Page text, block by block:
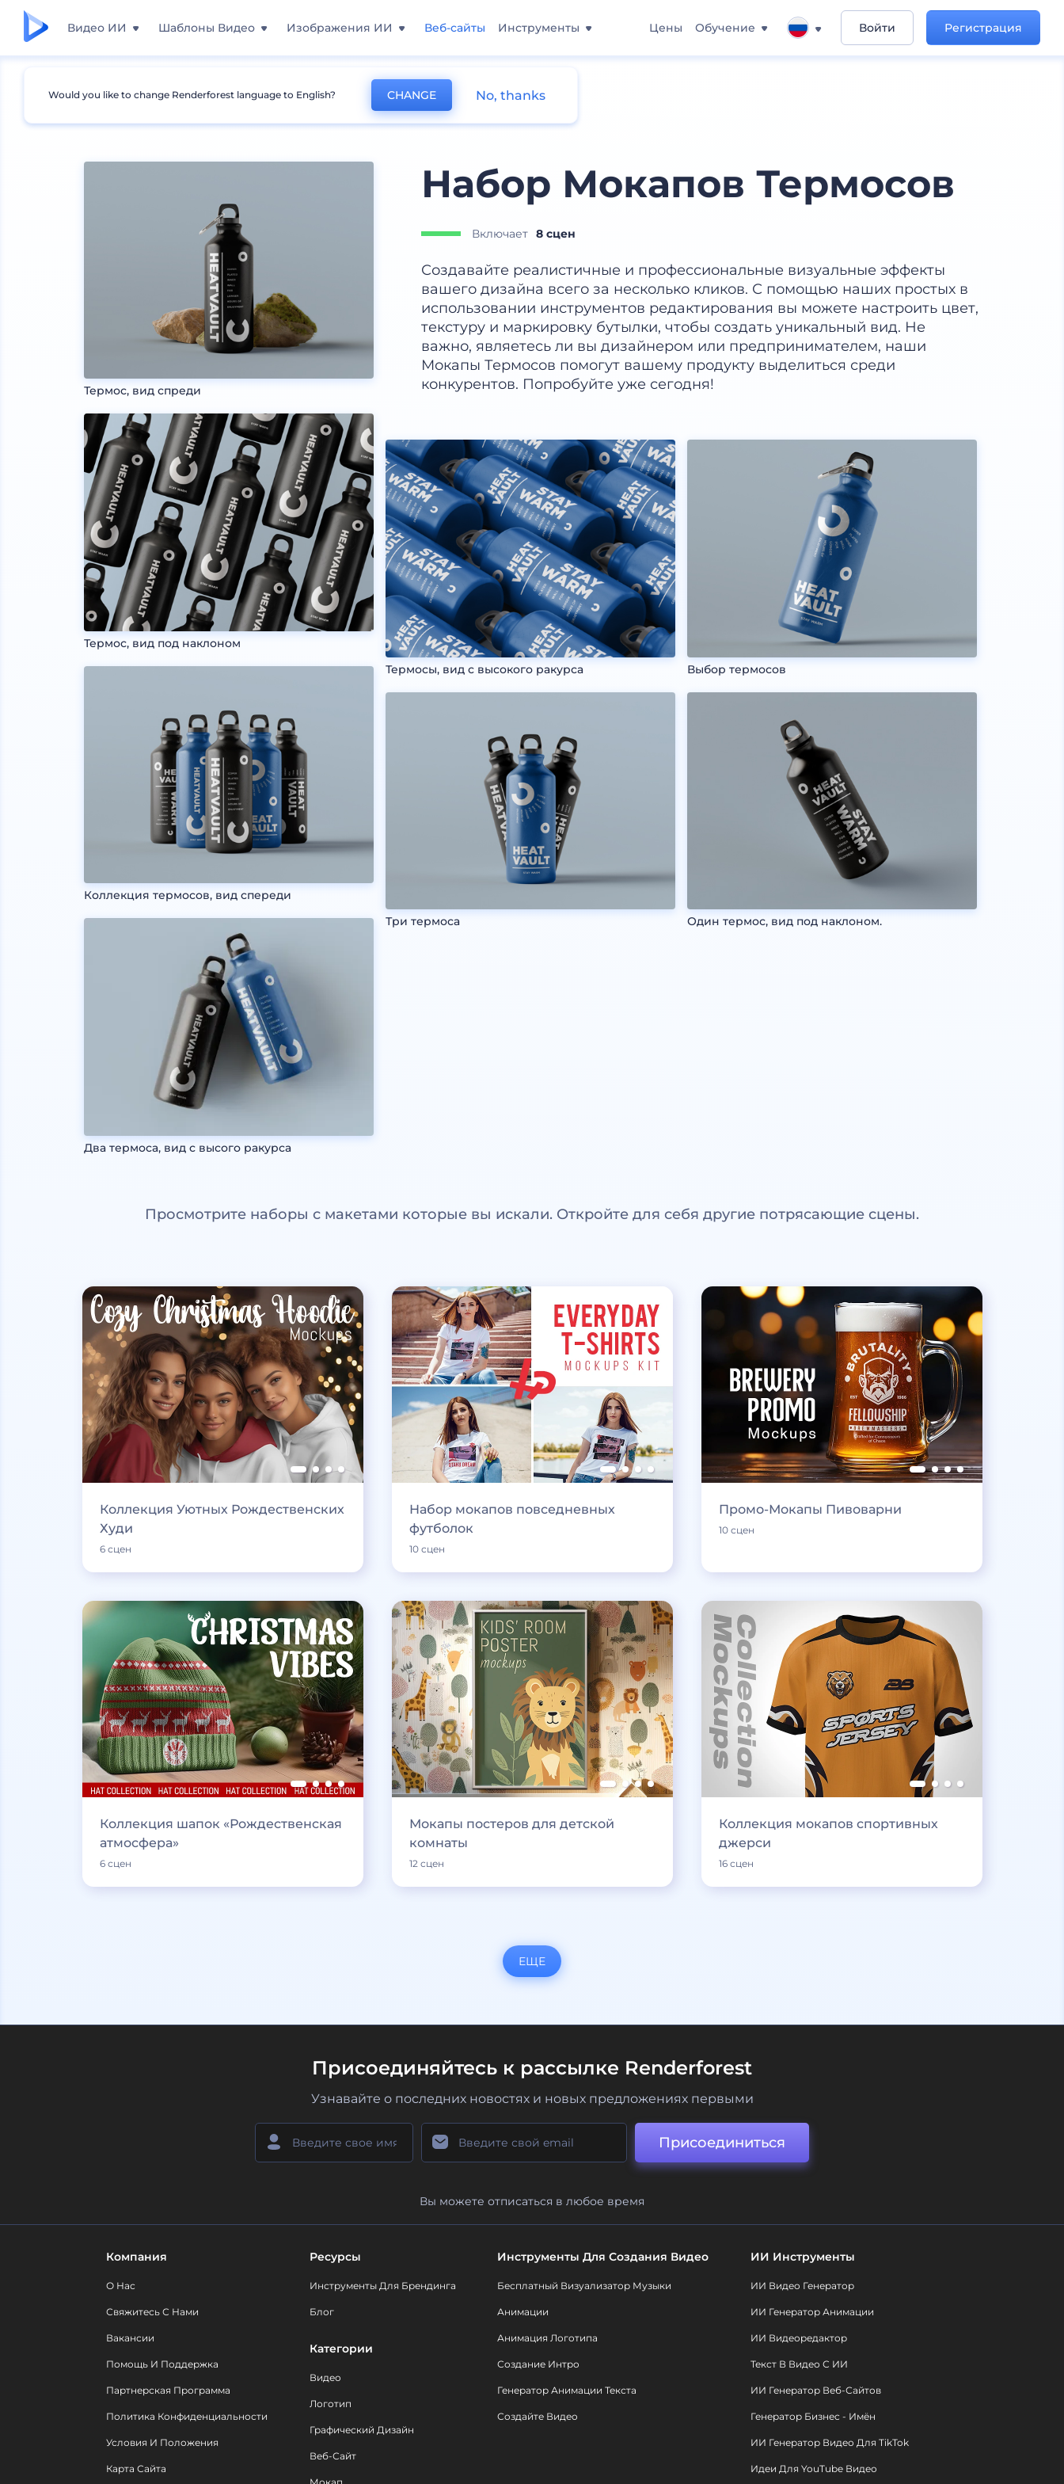
Видео ИИ Шаблоны Видео Изображения ИИ Веб-сайты Инструменты Цены Обучение Войти Регистрация
Мокапы Упаковка Мокапы бутылок
Термос, вид спреди
Термос, вид под наклоном
Коллекция термосов, вид спереди
Два термоса, вид с высого ракурса
Набор Мокапов Термосов
Включает 8 сцен
Создавайте реалистичные и профессиональные визуальные эффекты
вашего дизайна всего за несколько кликов. С помощью наших простых в
использовании инструментов редактирования вы можете настроить цвет,
текстуру и маркировку бутылки, чтобы создать уникальный вид. Не
важно, являетесь ли вы дизайнером или предпринимателем, наши
Мокапы Термосов помогут вашему продукту выделиться среди
конкурентов. Попробуйте уже сегодня!
Термосы, вид с высокого ракурса
Три термоса
Выбор термосов
Один термос, вид под наклоном.
Просмотрите наборы с макетами которые вы искали. Откройте для себя другие потрясающие сцены.
Коллекция Уютных Рождественских
Худи
6 сцен
Набор мокапов повседневных
футболок
10 сцен
Промо-Мокапы Пивоварни
10 сцен
Коллекция шапок «Рождественская
атмосфера»
6 сцен
Мокапы постеров для детской
комнаты
12 сцен
Коллекция мокапов спортивных
джерси
16 сцен
ЕЩЕ
Присоединяйтесь к рассылке Renderforest
Узнавайте о последних новостях и новых предложениях первыми
Присоединиться
Вы можете отписаться в любое время
Компания
О Нас
Свяжитесь С Нами
Вакансии
Помощь И Поддержка
Партнерская Программа
Политика Конфиденциальности
Условия И Положения
Карта Сайта
Ресурсы
Инструменты Для Брендинга
Блог
Категории
Видео
Логотип
Графический Дизайн
Веб-Сайт
Инструменты Для Создания Видео
Бесплатный Визуализатор Музыки
Анимации
Анимация Логотипа
Создание Интро
Генератор Анимации Текста
Создайте Видео
ИИ Инструменты
ИИ Видео Генератор
ИИ Генератор Анимации
ИИ Видеоредактор
Текст В Видео С ИИ
ИИ Генератор Веб-Сайтов
Генератор Бизнес - Имён
ИИ Генератор Видео Для TikTok
Идеи Для YouTube Видео
Would you like to change Renderforest language to English? CHANGE No, thanks